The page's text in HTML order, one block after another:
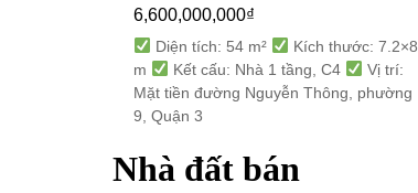
6,600,000,000₫
Diện tích: 54 m²
Kích thước: 7.2×8
m
Kết cấu: Nhà 1 tầng, C4
Vị trí:
Mặt tiền đường Nguyễn Thông, phường
9, Quận 3
Nhà đất bán